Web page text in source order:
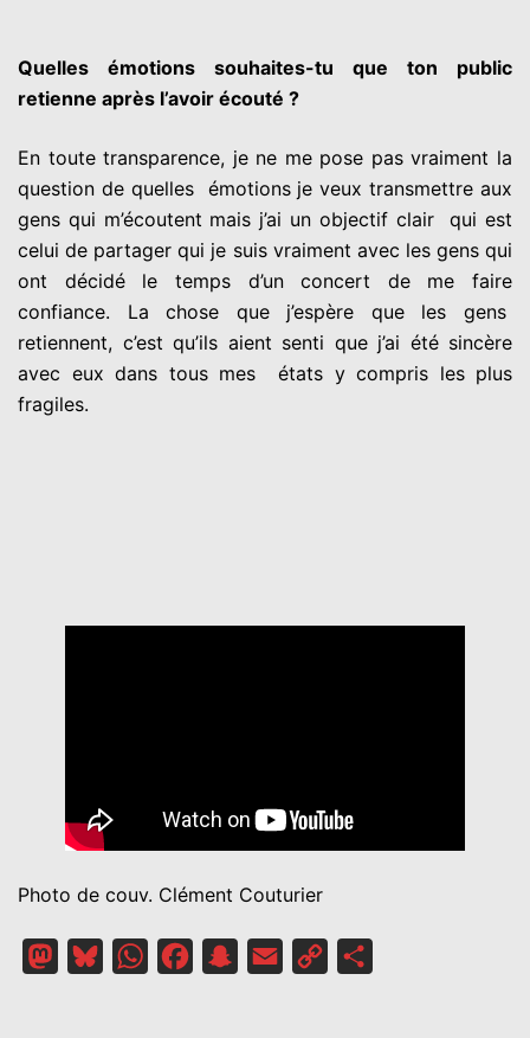
Quelles émotions souhaites-tu que ton public
retienne après l’avoir écouté ?
En toute transparence, je ne me pose pas vraiment la
question de quelles émotions je veux transmettre aux
gens qui m’écoutent mais j’ai un objectif clair qui est
celui de partager qui je suis vraiment avec les gens qui
ont décidé le temps d’un concert de me faire
confiance. La chose que j’espère que les gens
retiennent, c’est qu’ils aient senti que j’ai été sincère
avec eux dans tous mes états y compris les plus
fragiles.
Photo de couv. Clément Couturier
MastodonBlueskyWhatsAppFacebookSnapchat
Email
Copy